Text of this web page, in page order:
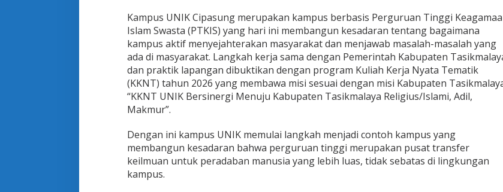
Kampus UNIK Cipasung merupakan kampus berbasis Perguruan Tinggi
Islam Swasta (PTKIS) yang hari ini membangun kesadaran tentang bagaimana
kampus aktif menyejahterakan masyarakat dan menjawab masalah-masalah yang
ada di masyarakat. Langkah kerja sama dengan Pemerintah Kabupaten
dan praktik lapangan dibuktikan dengan program Kuliah Kerja Nyata Tematik
(KKNT) tahun 2026 yang membawa misi sesuai dengan misi Kabupaten
“KKNT UNIK Bersinergi Menuju Kabupaten Tasikmalaya Religius/Islami, Adil,
Makmur”.
Dengan ini kampus UNIK memulai langkah menjadi contoh kampus yang
membangun kesadaran bahwa perguruan tinggi merupakan pusat transfer
keilmuan untuk peradaban manusia yang lebih luas, tidak sebatas di lingkungan
kampus.